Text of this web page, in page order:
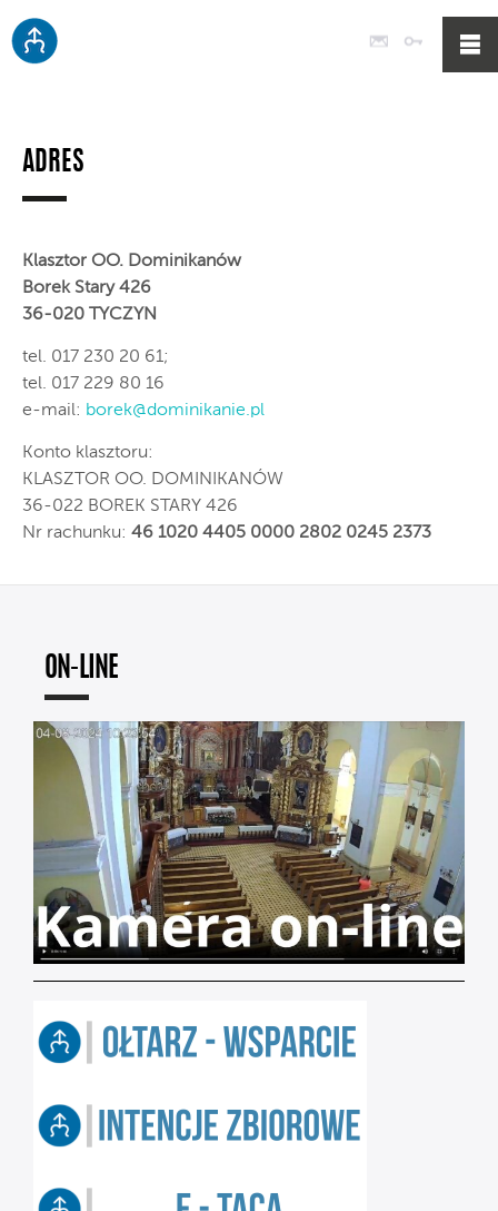
Poczta
ADRES
Klasztor OO. Dominikanów
Borek Stary 426
36-020 TYCZYN
tel. 017 230 20 61;
tel. 017 229 80 16
e-mail: borek@dominikanie.pl
Konto klasztoru:
KLASZTOR OO. DOMINIKANÓW
36-022 BOREK STARY 426
Nr rachunku: 46 1020 4405 0000 2802 0245 2373
ON-LINE